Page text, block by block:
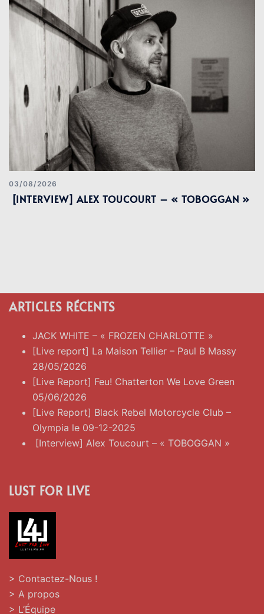
03/08/2026
[INTERVIEW] ALEX TOUCOURT – « TOBOGGAN »
ARTICLES RÉCENTS
JACK WHITE – « FROZEN CHARLOTTE »
[Live report] La Maison Tellier – Paul B Massy
28/05/2026
[Live Report] Feu! Chatterton We Love Green
05/06/2026
[Live Report] Black Rebel Motorcycle Club –
Olympia le 09-12-2025
[Interview] Alex Toucourt – « TOBOGGAN »
LUST FOR LIVE
> Contactez-Nous !
> A propos
> L’Équipe